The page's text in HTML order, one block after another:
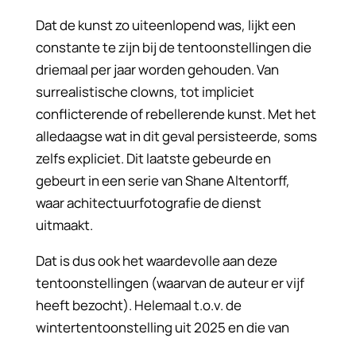
Dat de kunst zo uiteenlopend was, lijkt een
constante te zijn bij de tentoonstellingen die
driemaal per jaar worden gehouden. Van
surrealistische clowns, tot impliciet
conflicterende of rebellerende kunst. Met het
alledaagse wat in dit geval persisteerde, soms
zelfs expliciet. Dit laatste gebeurde en
gebeurt in een serie van Shane Altentorff,
waar achitectuurfotografie de dienst
uitmaakt.
Dat is dus ook het waardevolle aan deze
tentoonstellingen (waarvan de auteur er vijf
heeft bezocht). Helemaal t.o.v. de
wintertentoonstelling uit 2025 en die van